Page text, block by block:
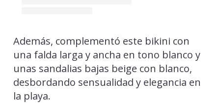
Además, complementó este bikini con
una falda larga y ancha en tono blanco y
unas sandalias bajas beige con blanco,
desbordando sensualidad y elegancia en
la playa.